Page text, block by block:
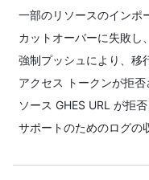
一部のリソースのインポ
カットオーバーに失敗し
強制プッシュにより、移
アクセス トークンが拒否
ソース GHES URL が拒
サポートのためのログの